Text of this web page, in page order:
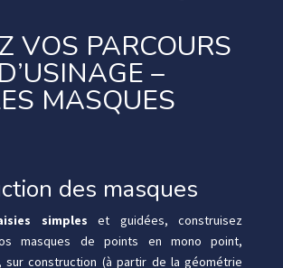
VOS PARCOURS
D’USINAGE –
MASQUES
des masques
simples et guidées, construisez
masques de points en mono point,
, sur construction (à partir de la géométrie